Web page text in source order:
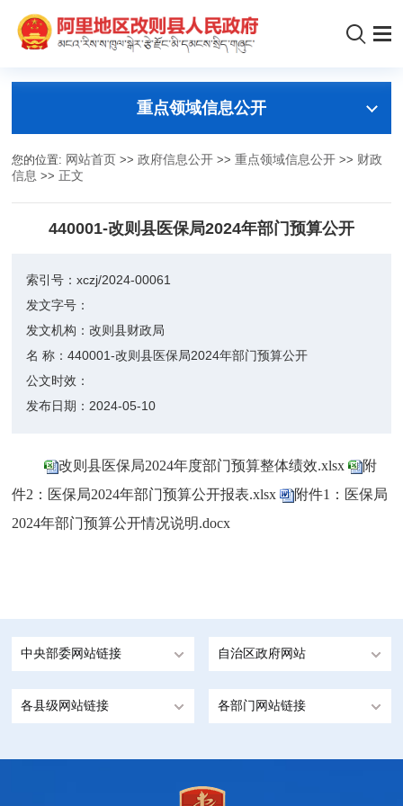
重点领域信息公开
您的位置: 网站首页 >>政府信息公开 >>重点领域信息公开 >> 财政
信息 >> 正文
440001-改则县医保局2024年部门预算公开
索引号：xczj/2024-00061
发文字号：
发文机构：改则县财政局
名 称：440001-改则县医保局2024年部门预算公开
公文时效：
发布日期： 2024-05-10
改则县医保局2024年度部门预算整体绩效.xlsx
附
件2：医保局2024年部门预算公开报表.xlsx
附件1：医保局
2024年部门预算公开情况说明.docx
中央部委网站链接 自治区政府网站
各县级网站链接 各部门网站链接